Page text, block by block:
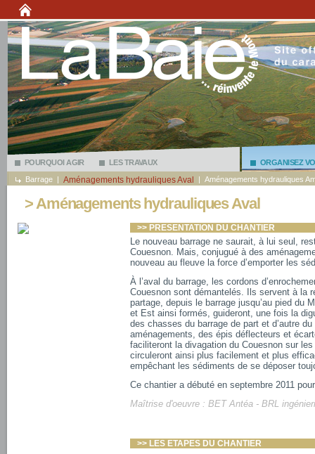
POURQUOI AGIR LES TRAVAUX
ORGANISEZ
Barrage | Aménagements hydrauliques Aval | Aménagements hydrauliques
> Aménagements hydrauliques Aval
>> PRESENTATION DU CHANTIER
Le nouveau barrage ne saurait, à lui seul,
Couesnon. Mais, conjugué à des
nouveau au fleuve la force d’emporter les
À l’aval du barrage, les cordons
Couesnon sont démantelés. Ils servent à la
partage, depuis le barrage jusqu’au pied du
et Est ainsi formés, guideront, une fois la
des chasses du barrage de part et d’autre
aménagements, des épis déflecteurs et
faciliteront la divagation du Couesnon sur
circuleront ainsi plus facilement et plus
empêchant les sédiments de se déposer
Ce chantier a débuté en septembre 2011
Maîtrise d'oeuvre : BET Antéa - BRL
>> LES ETAPES DU CHANTIER